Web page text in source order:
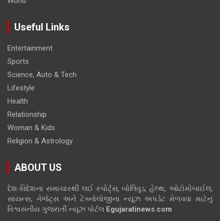
Useful Links
Entertainment
Sports
Science, Auto & Tech
Lifestyle
Health
Relationship
Woman & Kids
Religion & Astrology
ABOUT US
દેશ-વિદેશના સમાચારથી લઈ સ્પોર્ટ્સ, બોલિવુડ, હેલ્થ, ઓટોમોબાઈલ,
સાયન્સ, ગેજેટ્સ અને ટેક્નોલોજીના ન્યૂઝ અપડેટ મેળવવા માટેનું
વિશ્વસનીય ગુજરાતી ન્યૂઝ પોર્ટલ Egujaratinews.com